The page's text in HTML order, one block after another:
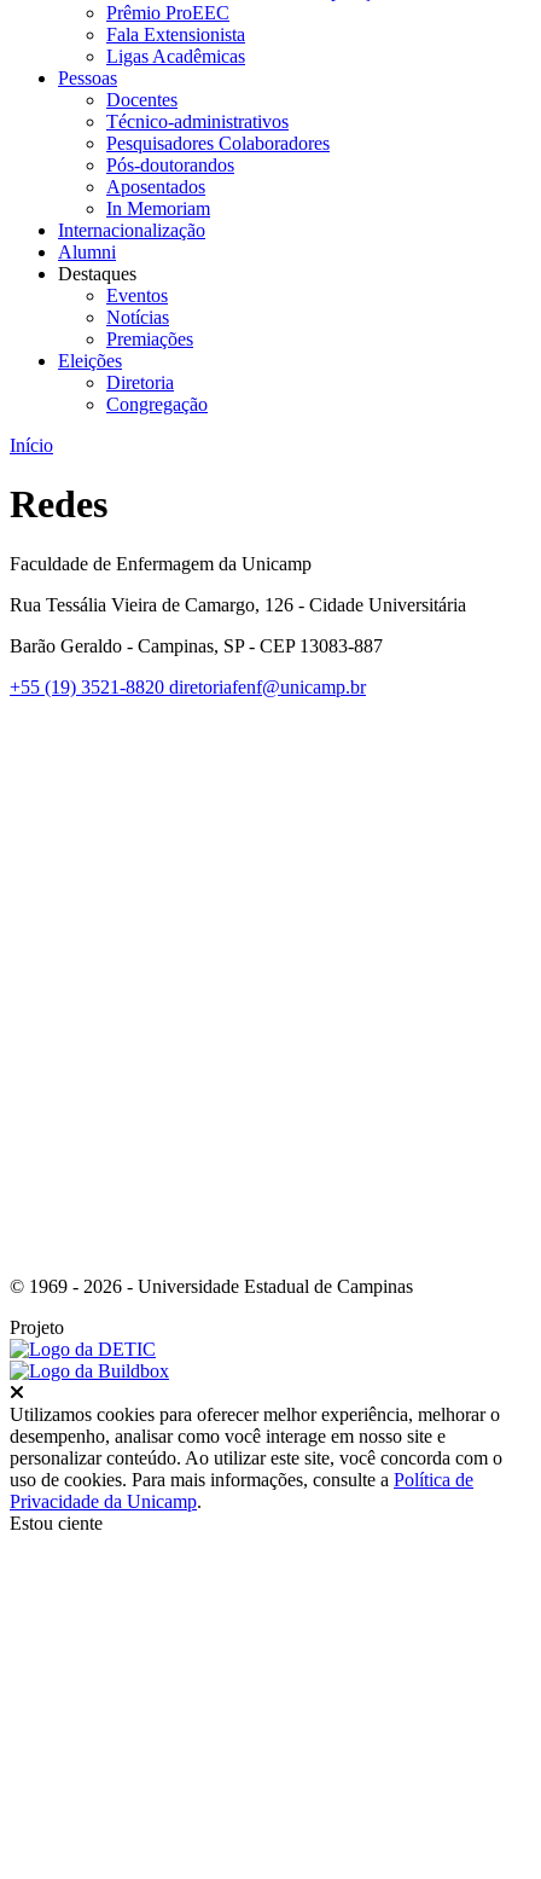
Prêmio ProEEC
Fala Extensionista
Ligas Acadêmicas
Pessoas
Docentes
Técnico-administrativos
Pesquisadores Colaboradores
Pós-doutorandos
Aposentados
In Memoriam
Internacionalização
Alumni
Destaques
Eventos
Notícias
Premiações
Eleições
Diretoria
Congregação
Início
Redes
Faculdade de Enfermagem da Unicamp
Rua Tessália Vieira de Camargo, 126 - Cidade Universitária
Barão Geraldo - Campinas, SP - CEP 13083-887
+55 (19) 3521-8820 diretoriafenf@unicamp.br
© 1969 - 2026 - Universidade Estadual de Campinas
Projeto
Utilizamos cookies para oferecer melhor experiência, melhorar o
desempenho, analisar como você interage em nosso site e
personalizar conteúdo. Ao utilizar este site, você concorda com o
uso de cookies. Para mais informações, consulte a Política de
Privacidade da Unicamp.
Estou ciente